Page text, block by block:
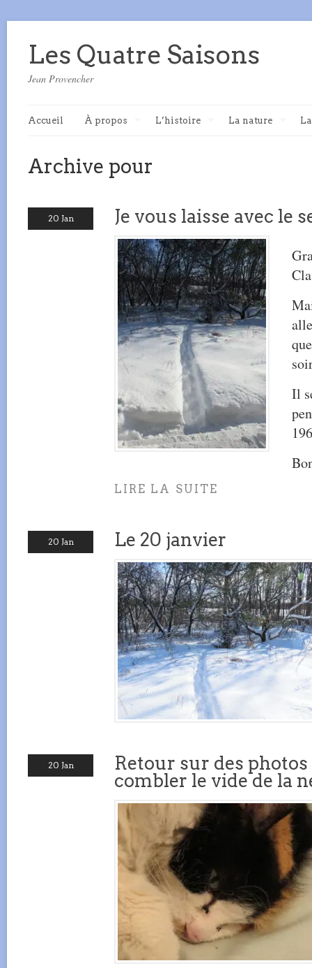
Les Quatre Saisons
Jean Provencher
Accueil À propos L’histoire La nature
Archive pour
20 Jan Je vous laisse avec le
Il
LIRE LA SUITE
20 Jan Le 20 janvier
20 Jan
Retour sur des
combler le vide de la